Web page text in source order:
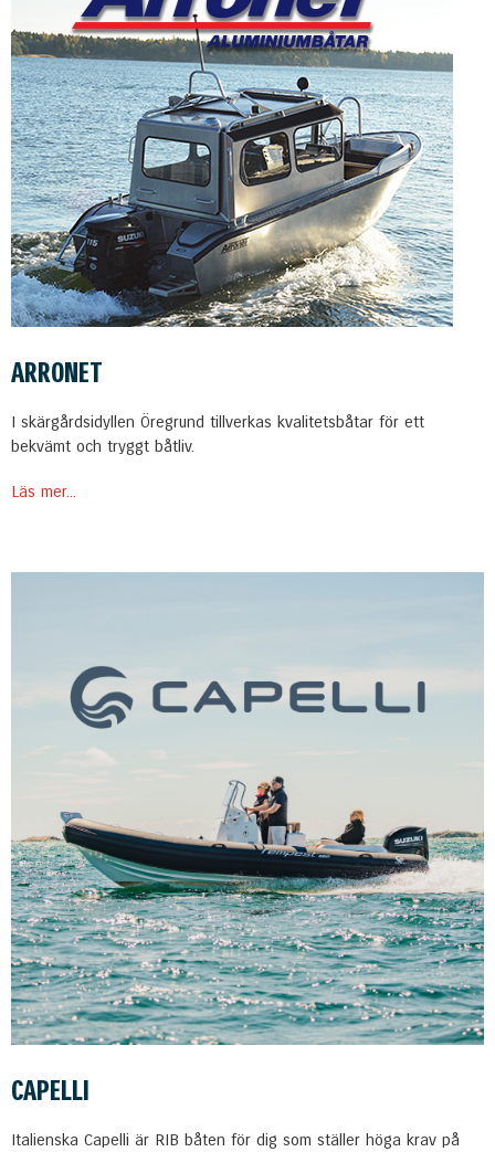
ARRONET
I skärgårdsidyllen Öregrund tillverkas kvalitetsbåtar för ett
bekvämt och tryggt båtliv.
Läs mer...
CAPELLI
Italienska Capelli är RIB båten för dig som ställer höga krav på